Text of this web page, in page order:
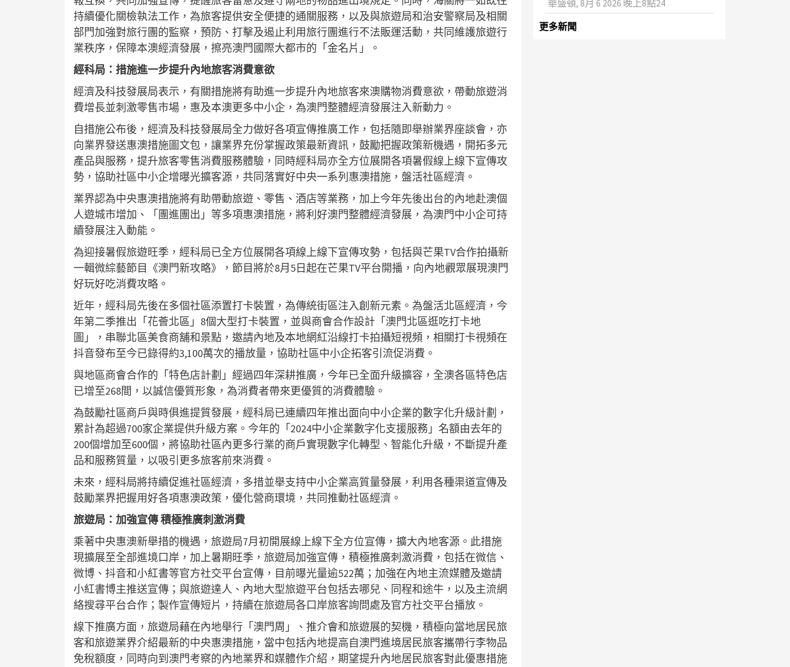
持續優化關檢執法工作，為旅客提供安全便捷的通關服務，以及與旅遊局和治安警察局及相關
部門加強對旅行團的監察，預防、打擊及遏止利用旅行團進行不法販運活動，共同維護旅遊行
業秩序，保障本澳經濟發展，擦亮澳門國際大都市的「金名片」。
經科局：措施進一步提升內地旅客消費意欲
經濟及科技發展局表示，有關措施將有助進一步提升內地旅客來澳購物消費意欲，帶動旅遊消
費增長並刺激零售市場，惠及本澳更多中小企，為澳門整體經濟發展注入新動力。
自措施公布後，經濟及科技發展局全力做好各項宣傳推廣工作，包括隨即舉辦業界座談會，亦
向業界發送惠澳措施圖文包，讓業界充份掌握政策最新資訊，鼓勵把握政策新機遇，開拓多元
產品與服務，提升旅客零售消費服務體驗，同時經科局亦全方位展開各項暑假線上線下宣傳攻
勢，協助社區中小企增曝光擴客源，共同落實好中央一系列惠澳措施，盤活社區經濟。
業界認為中央惠澳措施將有助帶動旅遊、零售、酒店等業務，加上今年先後出台的內地赴澳個
人遊城市增加、「團進團出」等多項惠澳措施，將利好澳門整體經濟發展，為澳門中小企可持
續發展注入動能。
為迎接暑假旅遊旺季，經科局已全方位展開各項線上線下宣傳攻勢，包括與芒果TV合作拍攝新
一輯微綜藝節目《澳門新攻略》，節目將於8月5日起在芒果TV平台開播，向內地觀眾展現澳門
好玩好吃消費攻略。
近年，經科局先後在多個社區添置打卡裝置，為傳統街區注入創新元素。為盤活北區經濟，今
年第二季推出「花薈北區」8個大型打卡裝置，並與商會合作設計「澳門北區逛吃打卡地
圖」，串聯北區美食商舖和景點，邀請內地及本地網紅沿線打卡拍攝短視頻，相關打卡視頻在
抖音發布至今已錄得約3,100萬次的播放量，協助社區中小企拓客引流促消費。
與地區商會合作的「特色店計劃」經過四年深耕推廣，今年已全面升級擴容，全澳各區特色店
已增至268間，以誠信優質形象，為消費者帶來更優質的消費體驗。
為鼓勵社區商戶與時俱進提質發展，經科局已連續四年推出面向中小企業的數字化升級計劃，
累計為超過700家企業提供升級方案。今年的「2024中小企業數字化支援服務」名額由去年的
200個增加至600個，將協助社區內更多行業的商戶實現數字化轉型、智能化升級，不斷提升產
品和服務質量，以吸引更多旅客前來消費。
未來，經科局將持續促進社區經濟，多措並舉支持中小企業高質量發展，利用各種渠道宣傳及
鼓勵業界把握用好各項惠澳政策，優化營商環境，共同推動社區經濟。
旅遊局：加強宣傳 積極推廣刺激消費
乘著中央惠澳新舉措的機遇，旅遊局7月初開展線上線下全方位宣傳，擴大內地客源。此措施
現擴展至全部進境口岸，加上暑期旺季，旅遊局加強宣傳，積極推廣刺激消費，包括在微信、
微博、抖音和小紅書等官方社交平台宣傳，目前曝光量逾522萬；加強在內地主流媒體及邀請
小紅書博主推送宣傳；與旅遊達人、內地大型旅遊平台包括去哪兒、同程和途牛，以及主流網
絡搜尋平台合作；製作宣傳短片，持續在旅遊局各口岸旅客詢問處及官方社交平台播放。
線下推廣方面，旅遊局藉在內地舉行「澳門周」、推介會和旅遊展的契機，積極向當地居民旅
客和旅遊業界介紹最新的中央惠澳措施，當中包括內地提高自澳門進境居民旅客攜帶行李物品
免稅額度，同時向到澳門考察的內地業界和媒體作介紹，期望提升內地居民旅客對此優惠措施
華盛頓, 8月 6 2026 晚上8點24
更多新聞